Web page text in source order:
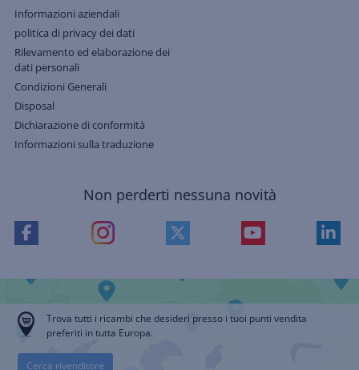
Informazioni aziendali
politica di privacy dei dati
Rilevamento ed elaborazione dei
dati personali
Condizioni Generali
Disposal
Dichiarazione di conformità
Informazioni sulla traduzione
Non perderti nessuna novità
Trova tutti i ricambi che desideri presso i tuoi punti vendita
preferiti in tutta Europa.
Cerca rivenditore